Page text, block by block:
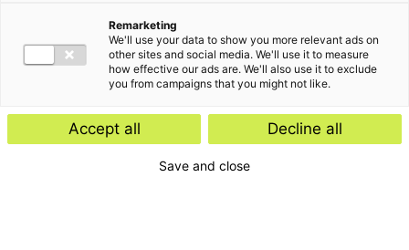
Remarketing
We'll use your data to show you more relevant ads on
other sites and social media. We'll use it to measure
how effective our ads are. We'll also use it to exclude
you from campaigns that you might not like.
Accept all Decline all
Save and close